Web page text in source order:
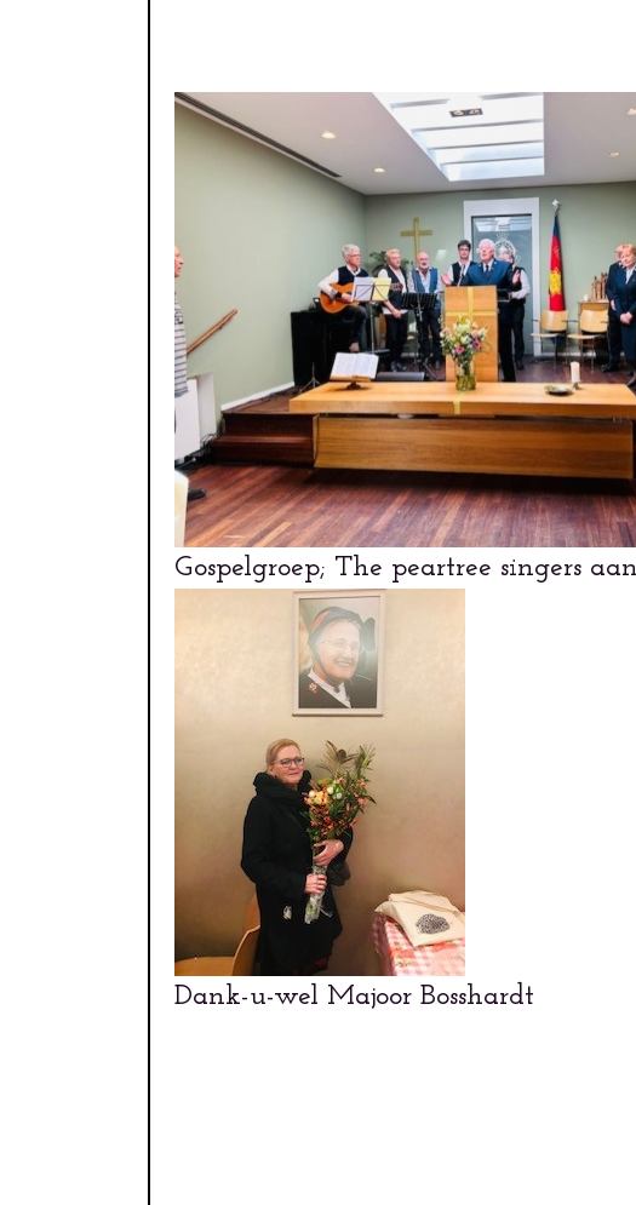
Gospelgroep; The peartree singers
Dank-u-wel Majoor Bosshardt